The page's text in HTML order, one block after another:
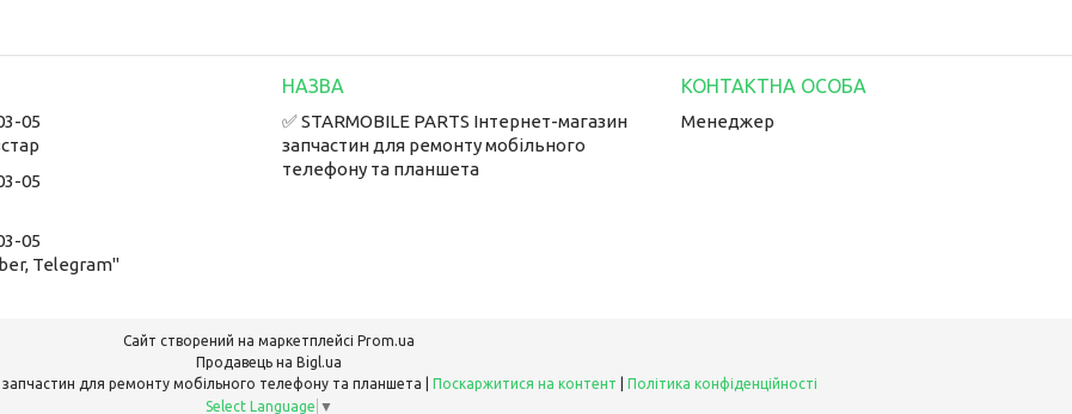
05
05
05
Telegram"
✅ STARMOBILE PARTS Інтернет-магазин
запчастин для ремонту мобільного
телефону та планшета
Менеджер
Сайт створений на маркетплейсі Prom.ua
Продавець на Bigl.ua
Поскаржитися на контент
Політика конфіденційності
Select Language ▼